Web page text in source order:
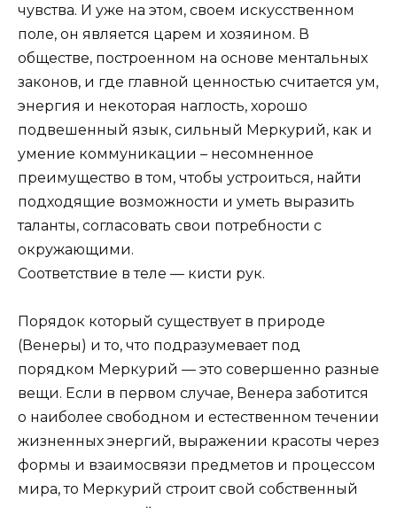
чувства. И уже на этом, своем искусственном
поле, он является царем и хозяином. В
обществе, построенном на основе ментальных
законов, и где главной ценностью считается ум,
энергия и некоторая наглость, хорошо
подвешенный язык, сильный Меркурий, как и
умение коммуникации – несомненное
преимущество в том, чтобы устроиться, найти
подходящие возможности и уметь выразить
таланты, согласовать свои потребности с
окружающими.
Соответствие в теле — кисти рук.
Порядок который существует в природе
(Венеры) и то, что подразумевает под
порядком Меркурий — это совершенно разные
вещи. Если в первом случае, Венера заботится
о наиболее свободном и естественном течении
жизненных энергий, выражении красоты через
формы и взаимосвязи предметов и процессом
мира, то Меркурий строит свой собственный